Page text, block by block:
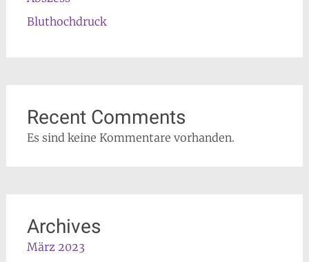
Bluthochdruck
Recent Comments
Es sind keine Kommentare vorhanden.
Archives
März 2023